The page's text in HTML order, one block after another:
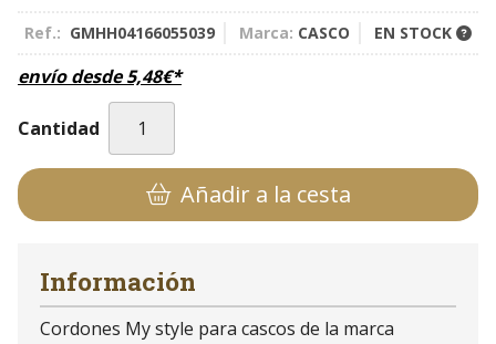
Ref.: GMHH04166055039 Marca: CASCO EN STOCK
envío desde5,48€*
Cantidad
Añadir a la cesta
Información
Cordones My style para cascos de la marca